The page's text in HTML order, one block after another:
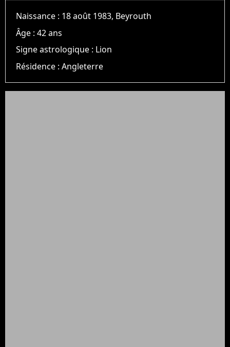
Naissance : 18 août 1983, Beyrouth
Âge :42 ans
Signe astrologique : Lion
Résidence :Angleterre